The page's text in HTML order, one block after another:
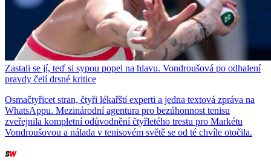
Zastali se jí, teď si sypou popel na hlavu. Vondroušová po odhalení
pravdy čelí drsné kritice
Osmačtyřicet stran, čtyři lékařští experti a jedna textová zpráva na
WhatsAppu. Mezinárodní agentura pro bezúhonnost tenisu
zveřejnila kompletní odůvodnění čtyřletého trestu pro Markétu
Vondroušovou a nálada v tenisovém světě se od té chvíle otočila.